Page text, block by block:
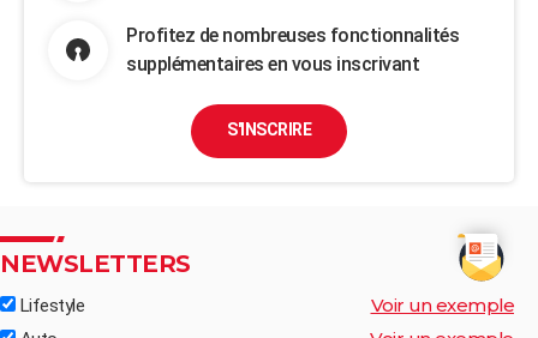
Profitez de nombreuses fonctionnalités
supplémentaires en vous inscrivant
S'INSCRIRE
NEWSLETTERS
Lifestyle Voir un exemple